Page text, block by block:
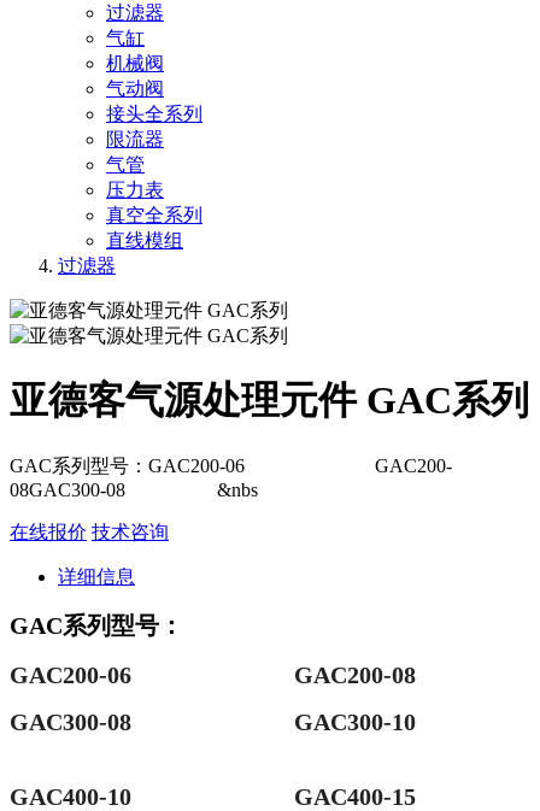
过滤器
气缸
机械阀
气动阀
接头全系列
限流器
气管
压力表
真空全系列
直线模组
过滤器
亚德客气源处理元件 GAC系列
GAC系列型号：GAC200-06 GAC200-
08GAC300-08 &nbs
在线报价 技术咨询
详细信息
GAC系列型号：
GAC200-06 GAC200-08
GAC300-08 GAC300-10
GAC400-10 GAC400-15